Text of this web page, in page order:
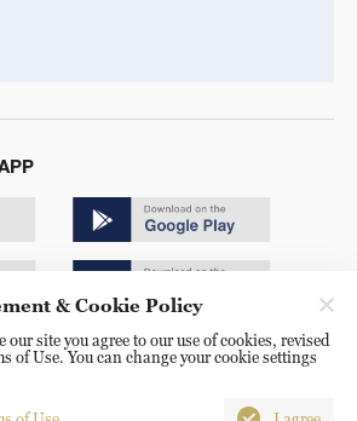
& Cookie Policy
site you agree to our use of cookies, revised
of Use. You can change your cookie settings